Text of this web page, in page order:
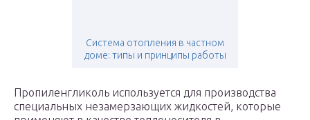
Система отопления в частном
доме: типы и принципы работы
Пропиленгликоль используется для производства
специальных незамерзающих жидкостей, которые